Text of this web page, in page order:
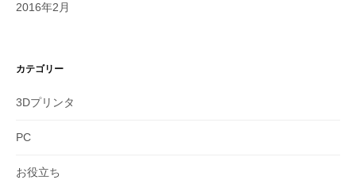
2016年2月
カテゴリー
3Dプリンタ
PC
お役立ち